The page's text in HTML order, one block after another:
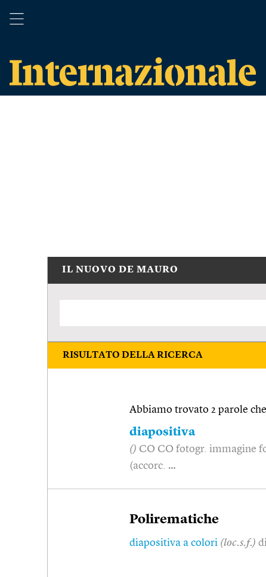
IL NUOVO DE MAURO
RISULTATO DELLA RICERCA
Abbiamo trovato 2 parole
diapositiva
() CO CO fotogr. immagine
(accorc. …
Polirematiche
diapositiva a colori (loc.s.f.)